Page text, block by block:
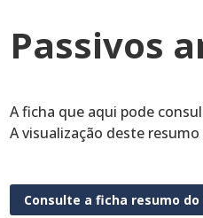
Passivos
A ficha que aqui pode
A visualização deste
Consulte a ficha resumo do